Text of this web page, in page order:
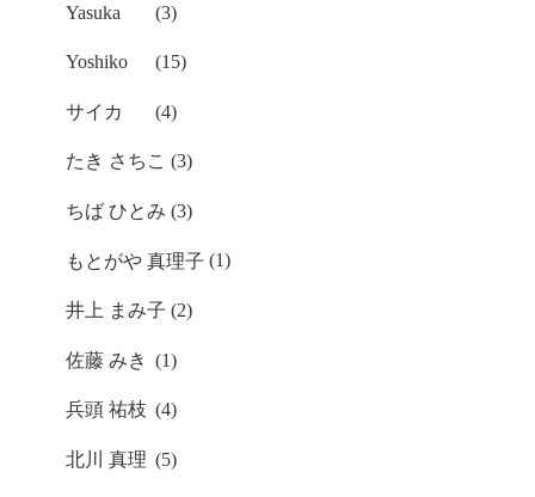
Yasuka (3)
Yoshiko (15)
サイカ (4)
たき さちこ (3)
ちば ひとみ (3)
もとがや 真理子 (1)
井上 まみ子 (2)
佐藤 みき (1)
兵頭 祐枝 (4)
北川 真理 (5)